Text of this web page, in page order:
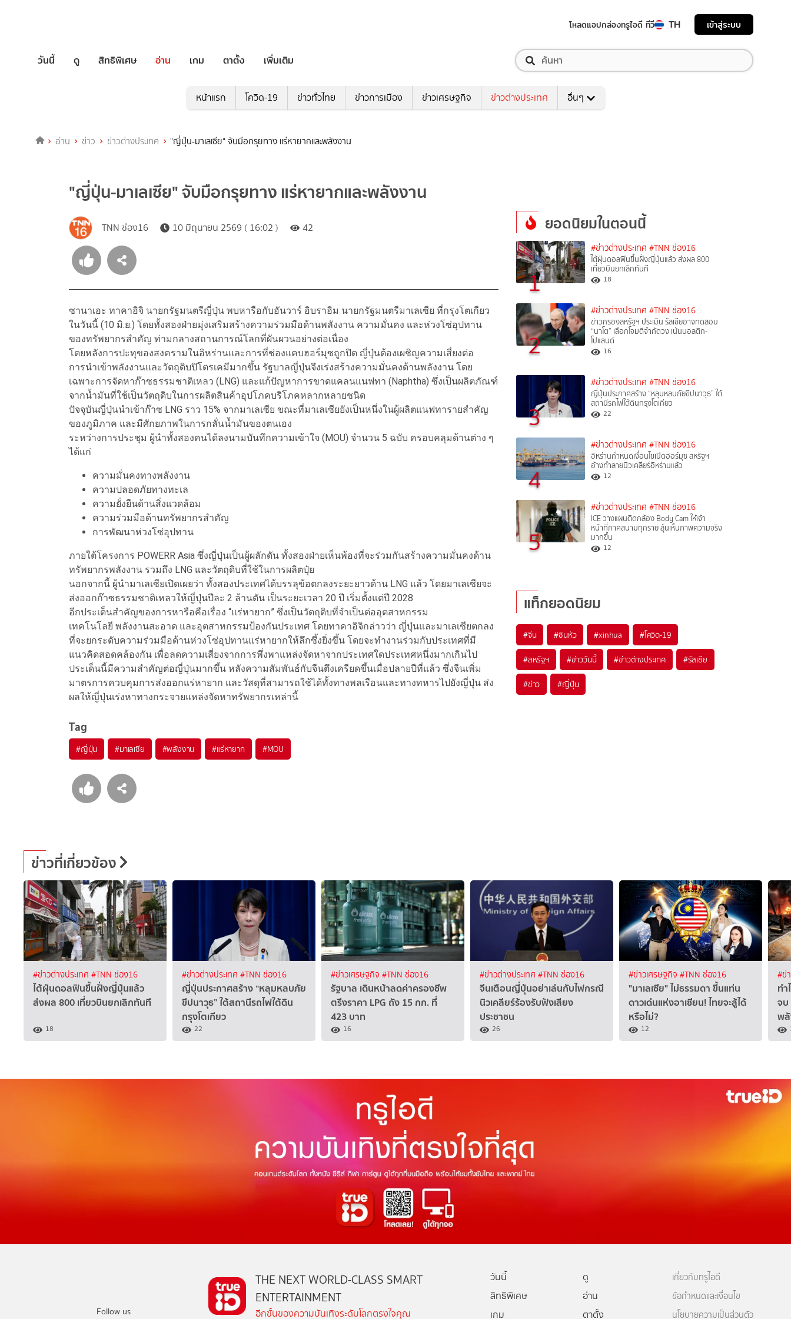
โหลดแอปกล่องทรูไอดี ทีวี TH เข้าสู่ระบบ
วันนี้ ดู สิทธิพิเศษ อ่าน เกม ตาตั้ง เพิ่มเติม
หน้าแรก โควิด-19 ข่าวทั่วไทย ข่าวการเมือง ข่าวเศรษฐกิจ ข่าวต่างประเทศ อื่นๆ
อ่าน ข่าว ข่าวต่างประเทศ "ญี่ปุ่น-มาเลเซีย" จับมือกรุยทาง แร่หายากและพลังงาน
"ญี่ปุ่น-มาเลเซีย" จับมือกรุยทาง แร่หายากและพลังงาน
TNN ช่อง16 10 มิถุนายน 2569 ( 16:02 ) 42
ซานาเอะ ทาคาอิจิ นายกรัฐมนตรีญี่ปุ่น พบหารือกับอันวาร์ อิบราฮิม นายกรัฐมนตรีมาเลเซีย ที่กรุงโตเกียว
ในวันนี้ (10 มิ.ย.) โดยทั้งสองฝ่ายมุ่งเสริมสร้างความร่วมมือด้านพลังงาน ความมั่นคง และห่วงโซ่อุปทาน
ของทรัพยากรสำคัญ ท่ามกลางสถานการณ์โลกที่ผันผวนอย่างต่อเนื่อง
โดยหลังการปะทุของสงครามในอิหร่านและการที่ช่องแคบฮอร์มุซถูกปิด ญี่ปุ่นต้องเผชิญความเสี่ยงต่อ
การนำเข้าพลังงานและวัตถุดิบปิโตรเคมีมากขึ้น รัฐบาลญี่ปุ่นจึงเร่งสร้างความมั่นคงด้านพลังงาน โดย
เฉพาะการจัดหาก๊าซธรรมชาติเหลว (LNG) และแก้ปัญหาการขาดแคลนแนฟทา (Naphtha) ซึ่งเป็นผลิตภัณฑ์
จากน้ำมันที่ใช้เป็นวัตถุดิบในการผลิตสินค้าอุปโภคบริโภคหลากหลายชนิด
ปัจจุบันญี่ปุ่นนำเข้าก๊าซ LNG ราว 15% จากมาเลเซีย ขณะที่มาเลเซียยังเป็นหนึ่งในผู้ผลิตแนฟทารายสำคัญ
ของภูมิภาค และมีศักยภาพในการกลั่นน้ำมันของตนเอง
ระหว่างการประชุม ผู้นำทั้งสองคนได้ลงนามบันทึกความเข้าใจ (MOU) จำนวน 5 ฉบับ ครอบคลุมด้านต่าง ๆ
ได้แก่
ความมั่นคงทางพลังงาน
ความปลอดภัยทางทะเล
ความยั่งยืนด้านสิ่งแวดล้อม
ความร่วมมือด้านทรัพยากรสำคัญ
การพัฒนาห่วงโซ่อุปทาน
ภายใต้โครงการ POWERR Asia ซึ่งญี่ปุ่นเป็นผู้ผลักดัน ทั้งสองฝ่ายเห็นพ้องที่จะร่วมกันสร้างความมั่นคงด้าน
ทรัพยากรพลังงาน รวมถึง LNG และวัตถุดิบที่ใช้ในการผลิตปุ๋ย
นอกจากนี้ ผู้นำมาเลเซียเปิดเผยว่า ทั้งสองประเทศได้บรรลุข้อตกลงระยะยาวด้าน LNG แล้ว โดยมาเลเซียจะ
ส่งออกก๊าซธรรมชาติเหลวให้ญี่ปุ่นปีละ 2 ล้านตัน เป็นระยะเวลา 20 ปี เริ่มตั้งแต่ปี 2028
อีกประเด็นสำคัญของการหารือคือเรื่อง “แร่หายาก” ซึ่งเป็นวัตถุดิบที่จำเป็นต่ออุตสาหกรรม
เทคโนโลยี พลังงานสะอาด และอุตสาหกรรมป้องกันประเทศ โดยทาคาอิจิกล่าวว่า ญี่ปุ่นและมาเลเซียตกลง
ที่จะยกระดับความร่วมมือด้านห่วงโซ่อุปทานแร่หายากให้ลึกซึ้งยิ่งขึ้น โดยจะทำงานร่วมกับประเทศที่มี
แนวคิดสอดคล้องกัน เพื่อลดความเสี่ยงจากการพึ่งพาแหล่งจัดหาจากประเทศใดประเทศหนึ่งมากเกินไป
ประเด็นนี้มีความสำคัญต่อญี่ปุ่นมากขึ้น หลังความสัมพันธ์กับจีนตึงเครียดขึ้นเมื่อปลายปีที่แล้ว ซึ่งจีนเพิ่ม
มาตรการควบคุมการส่งออกแร่หายาก และวัสดุที่สามารถใช้ได้ทั้งทางพลเรือนและทางทหารไปยังญี่ปุ่น ส่ง
ผลให้ญี่ปุ่นเร่งหาทางกระจายแหล่งจัดหาทรัพยากรเหล่านี้
Tag
#ญี่ปุ่น #มาเลเซีย #พลังงาน #แร่หายาก #MOU
ยอดนิยมในตอนนี้
1
#ข่าวต่างประเทศ #TNN ช่อง16
ไต้ฝุ่นดอลฟินขึ้นฝั่งญี่ปุ่นแล้ว ส่งผล 800
เที่ยวบินยกเลิกทันที
18
2
#ข่าวต่างประเทศ #TNN ช่อง16
ข่าวกรองสหรัฐฯ ประเมิน รัสเซียอาจทดสอบ
“นาโต” เลือกโจมตีจำกัดวง เน้นบอลติก-
โปแลนด์
16
3
#ข่าวต่างประเทศ #TNN ช่อง16
ญี่ปุ่นประกาศสร้าง “หลุมหลบภัยขีปนาวุธ” ใต้
สถานีรถไฟใต้ดินกรุงโตเกียว
22
4
#ข่าวต่างประเทศ #TNN ช่อง16
อิหร่านกำหนดเงื่อนไขเปิดฮอร์มุซ สหรัฐฯ
อ้างทำลายนิวเคลียร์อิหร่านแล้ว
12
5
#ข่าวต่างประเทศ #TNN ช่อง16
ICE วางแผนติดกล้อง Body Cam ให้เจ้า
หน้าที่ภาคสนามทุกราย ลุ้นเห็นภาพความจริง
มากขึ้น
12
แท็กยอดนิยม
#จีน #ซินหัว #xinhua #โควิด-19
#สหรัฐฯ #ข่าววันนี้ #ข่าวต่างประเทศ #รัสเซีย
#ข่าว #ญี่ปุ่น
ข่าวที่เกี่ยวข้อง
#ข่าวต่างประเทศ #TNN ช่อง16
ไต้ฝุ่นดอลฟินขึ้นฝั่งญี่ปุ่นแล้ว
ส่งผล 800 เที่ยวบินยกเลิกทันที
18
#ข่าวต่างประเทศ #TNN ช่อง16
ญี่ปุ่นประกาศสร้าง “หลุมหลบภัย
ขีปนาวุธ” ใต้สถานีรถไฟใต้ดิน
กรุงโตเกียว
22
#ข่าวเศรษฐกิจ #TNN ช่อง16
รัฐบาล เดินหน้าลดค่าครองชีพ
ตรึงราคา LPG ถัง 15 กก. ที่
423 บาท
16
#ข่าวต่างประเทศ #TNN ช่อง16
จีนเตือนญี่ปุ่นอย่าเล่นกับไฟกรณี
นิวเคลียร์ร้องรับฟังเสียง
ประชาชน
26
#ข่าวเศรษฐกิจ #TNN ช่อง16
"มาเลเซีย" ไม่ธรรมดา ขึ้นแท่น
ดาวเด่นแห่งอาเซียน! ไทยจะสู้ได้
หรือไม่?
12
#ข่
ท
จบ
พ
Follow us
THE NEXT WORLD-CLASS SMART
ENTERTAINMENT
อีกขั้นของความบันเทิงระดับโลกตรงใจคุณ
วันนี้
ดู
สิทธิพิเศษ
อ่าน
เกม
ตาตั้ง
เกี่ยวกับทรูไอดี
ข้อกำหนดและเงื่อนไข
นโยบายความเป็นส่วนตัว